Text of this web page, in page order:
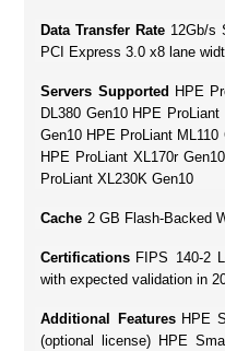
Data Transfer Rate 12Gb/s
PCI Express 3.0 x8 lane
Servers Supported HPE
DL380 Gen10 HPE
Gen10 HPE ProLiant
HPE ProLiant XL170r
ProLiant XL230K Gen10
Cache 2 GB Flash-Backed
Certifications FIPS 140-2
with expected validation in
Additional Features HPE
(optional license) HPE